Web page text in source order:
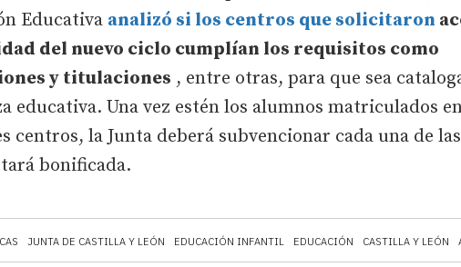
JUNTA DE CASTILLA Y LEÓN EDUCACIÓN INFANTIL EDUCACIÓN CASTILLA Y LEÓN
Educativa analizó si los centros que solicitaron
del nuevo ciclo cumplían los requisitos como
y titulaciones , entre otras, para que sea
educativa. Una vez estén los alumnos matriculados
centros, la Junta deberá subvencionar cada una de
bonificada.